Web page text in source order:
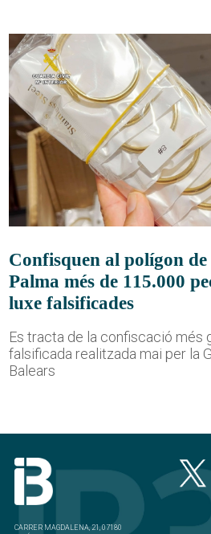
Confisquen al polígon
Palma més de 115.000
luxe falsificades
Es tracta de la confiscació més
falsificada realitzada mai per la
Balears
CARRER MAGDALENA, 21, 07180